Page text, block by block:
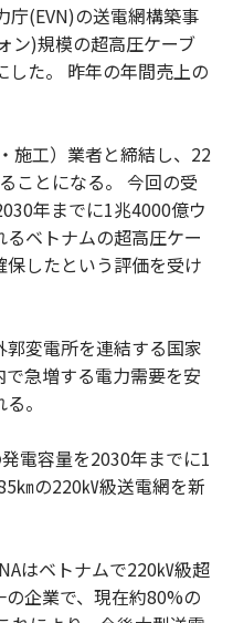
庁(EVN)の送電網構築事
ン)規模の超高圧ケーブ
した。 昨年の年間売上の
施工）業者と締結し、22
ことになる。 今回の受
年までに1兆4000億ウ
ベトナムの超高圧ケー
したという評価を受け
変電所を連結する国家
急増する電力需要を安
。
電容量を2030年までに1
㎞の220㎸級送電網を新
はベトナムで220㎸級超
企業で、現在約80%の